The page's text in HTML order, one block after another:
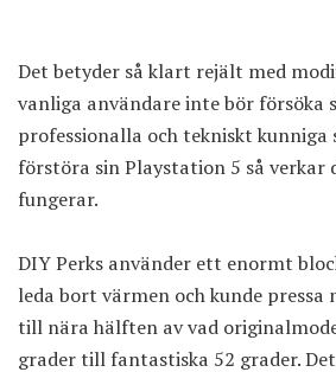
Det betyder så klart rejält med
vanliga användare inte bör försöka
professionalla och tekniskt kunniga
förstöra sin Playstation 5 så verkar
fungerar.
DIY Perks använder ett enormt
leda bort värmen och kunde
till nära hälften av vad
grader till fantastiska 52 grader.